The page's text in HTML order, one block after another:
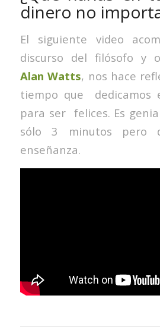
dinero no
El siguiente video
discurso del filósofo y
Alan Watts, nos hace
tiempo que dedicamos
para ser felices. Es
sólo 3 minutos pero
enseñanza.